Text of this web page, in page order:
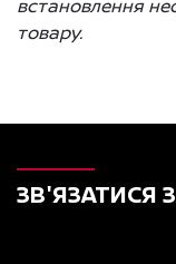
встановлення
товару.
ЗВ'ЯЗАТИСЯ